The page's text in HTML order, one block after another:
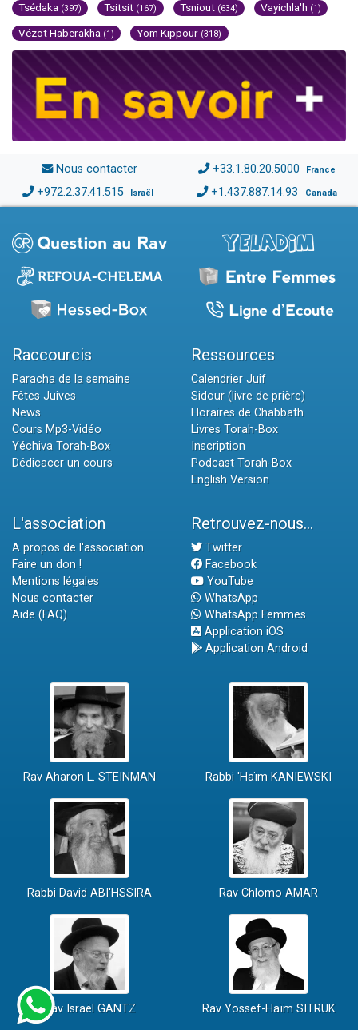
Tsédaka (397) Tsitsit (167) Tsniout (634) Vayichla'h (1)
Vézot Haberakha (1) Yom Kippour (318)
Nous contacter +33.1.80.20.5000 France
+972.2.37.41.515 Israël +1.437.887.14.93 Canada
Raccourcis
Paracha de la semaine
Fêtes Juives
News
Cours Mp3-Vidéo
Yéchiva Torah-Box
Dédicacer un cours
Ressources
Calendrier Juif
Sidour (livre de prière)
Horaires de Chabbath
Livres Torah-Box
Inscription
Podcast Torah-Box
English Version
L'association
A propos de l'association
Faire un don !
Mentions légales
Nous contacter
Aide (FAQ)
Retrouvez-nous...
Twitter
Facebook
YouTube
WhatsApp
WhatsApp Femmes
Application iOS
Application Android
Rav Aharon L. STEINMAN Rabbi 'Haïm KANIEWSKI
Rabbi David ABI'HSSIRA Rav Chlomo AMAR
Rav Israël GANTZ Rav Yossef-Haïm SITRUK